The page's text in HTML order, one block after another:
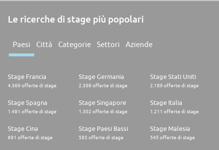
Le ricerche di stage più popolari
Paesi Città Categorie Settori Aziende
Stage Francia
4.369 offerte di stage
Stage Germania
2.308 offerte di stage
Stage Stati Uniti
2.189 offerte di stage
Stage Spagna
1.481 offerte di stage
Stage Singapore
1.302 offerte di stage
Stage Italia
1.211 offerte di stage
Stage Cina
691 offerte di stage
Stage Paesi Bassi
585 offerte di stage
Stage Malesia
545 offerte di stage